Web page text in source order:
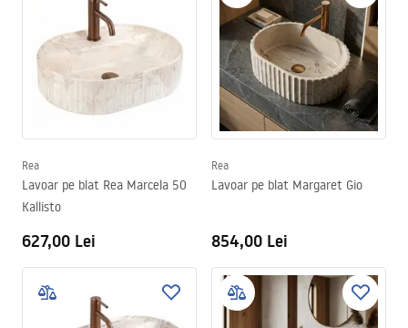
Rea
Lavoar pe blat Rea Marcela 50
Kallisto
627,00 Lei
Rea
Lavoar pe blat Margaret Gio
854,00 Lei